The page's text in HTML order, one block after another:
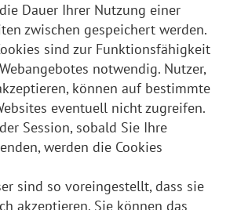
Dauer Ihrer Nutzung einer
zwischen gespeichert werden.
sind zur Funktionsfähigkeit
notwendig. Nutzer,
können auf bestimmte
eventuell nicht zugreifen.
Session, sobald Sie Ihre
werden die Cookies
sind so voreingestellt, dass sie
akzeptieren. Sie können das